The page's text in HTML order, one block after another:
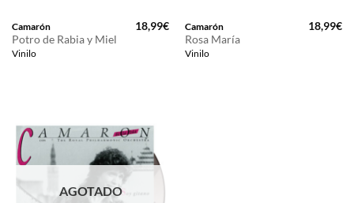
Camarón
Potro de Rabia y Miel
Vinilo
18,99€ Camarón
Rosa María
Vinilo
18,99€
AGOTADO